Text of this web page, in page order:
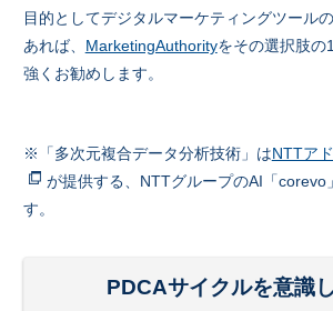
目的としてデジタルマーケティングツール
あれば、 MarketingAuthorityをその選択肢の
強くお勧めします。
※「多次元複合データ分析技術」はNTTア
が提供する、NTTグループのAI「corevo
す。
PDCAサイクルを意識